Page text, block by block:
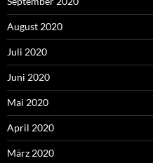
August 2020
Juli 2020
Juni 2020
Mai 2020
April 2020
März 2020